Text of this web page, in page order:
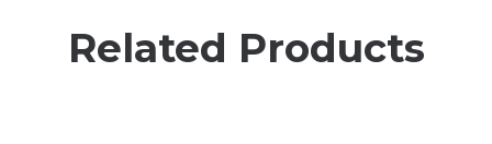
Related Products